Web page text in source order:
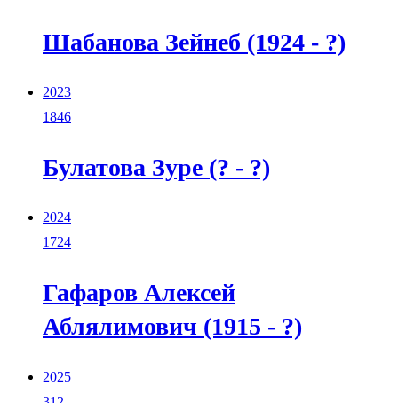
Шабанова Зейнеб (1924 - ?)
2023
1846
Булатова Зуре (? - ?)
2024
1724
Гафаров Алексей
Аблялимович (1915 - ?)
2025